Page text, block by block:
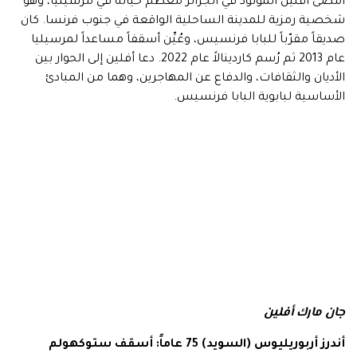
أمضى أفلين المولود في الجزائر معظم حياته في مرسيليا، وهو
شخصية رمزية للمدينة الساحلية الواقعة في جنوب فرنسا. كان
صديقاً مقرّباً للبابا فرنسيس، وعُيِّن أسقفاً مساعداً لمرسيليا
عام 2013 ثم رُسم كاردينالاً عام 2022. دعا أفلين إلى الحوار بين
الأديان والثقافات، والدفاع عن المهاجرين، وهما من المبادئ
الأساسية لبابوية البابا فرنسيس.
جان مارك أفلين
أندرز أربوريليوس (السويد) 75 عاماً: أسقف ستوكهولم